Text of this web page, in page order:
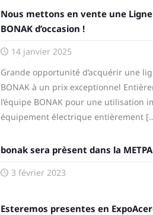
Nous mettons en vente une Ligne
BONAK d’occasion !
14 janvier 2025
Grande opportunité d’acquérir une
BONAK à un prix exceptionnel
l’équipe BONAK pour une utilisation
équipement électrique entièrement
bonak sera prèsent dans la
3 février 2023
Esteremos presentes en